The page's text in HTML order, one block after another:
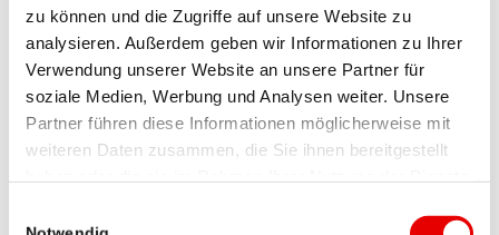
zu können und die Zugriffe auf unsere Website zu
analysieren. Außerdem geben wir Informationen zu Ihrer
Verwendung unserer Website an unsere Partner für
soziale Medien, Werbung und Analysen weiter. Unsere
Partner führen diese Informationen möglicherweise mit
weiteren Daten zusammen, die Sie ihnen bereitgestellt
RegionalMedien Austria
Mag. Marlene Meister-Steyer